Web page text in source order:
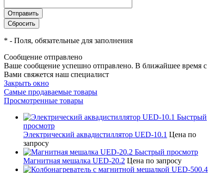
* - Поля, обязательные для заполнения
Сообщение отправлено
Ваше сообщение успешно отправлено. В ближайшее время с
Вами свяжется наш специалист
Закрыть окно
Самые продаваемые товары
Просмотренные товары
Быстрый
просмотр
Электрический аквадистиллятор UED-10.1 Цена по
запросу
Быстрый просмотр
Магнитная мешалка UED-20.2 Цена по запросу